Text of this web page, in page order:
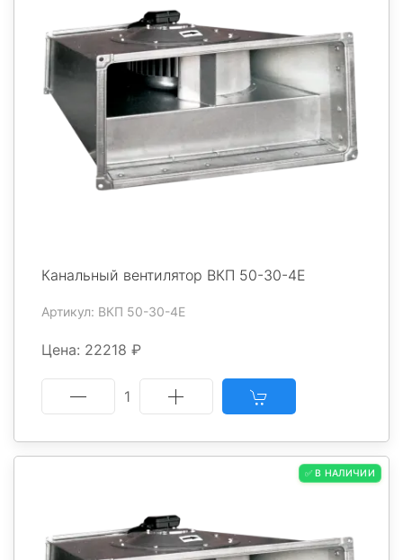
Канальный вентилятор ВКП 50-30-4Е
Артикул: ВКП 50-30-4Е
Цена: 22218 ₽
1
✅ В НАЛИЧИИ